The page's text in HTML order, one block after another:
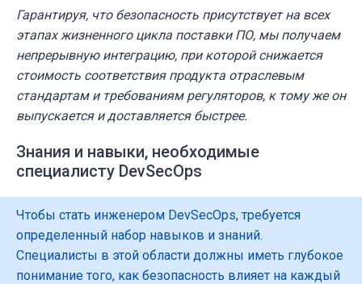
Гарантируя, что безопасность присутствует на всех
этапах жизненного цикла поставки ПО, мы получаем
непрерывную интеграцию, при которой снижается
стоимость соответствия продукта отраслевым
стандартам и требованиям регуляторов, к тому же он
выпускается и доставляется быстрее.
Знания и навыки, необходимые
специалисту DevSecOps
Чтобы стать инженером DevSecOps, требуется
определенный набор навыков и знаний.
Специалисты в этой области должны иметь глубокое
понимание того, как безопасность влияет на каждый